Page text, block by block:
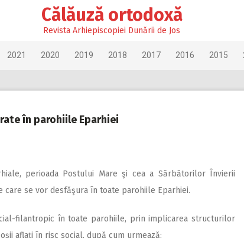
Călăuză ortodoxă
Revista Arhiepiscopiei Dunării de Jos
2021 2020 2019 2018 2017 2016 2015
în parohiile Eparhiei
perioada Postului Mare şi cea a Sărbătorilor Învierii
se vor desfăşura în toate parohiile Eparhiei.
filantropic în toate parohiile, prin implicarea structurilor
aflaţi în risc social, după cum urmează: